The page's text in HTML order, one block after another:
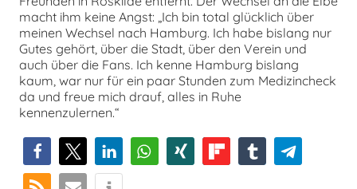
macht ihm keine Angst: „Ich bin total glücklich über
meinen Wechsel nach Hamburg. Ich habe bislang nur
Gutes gehört, über die Stadt, über den Verein und
auch über die Fans. Ich kenne Hamburg bislang
kaum, war nur für ein paar Stunden zum Medizincheck
da und freue mich drauf, alles in Ruhe
kennenzulernen.“